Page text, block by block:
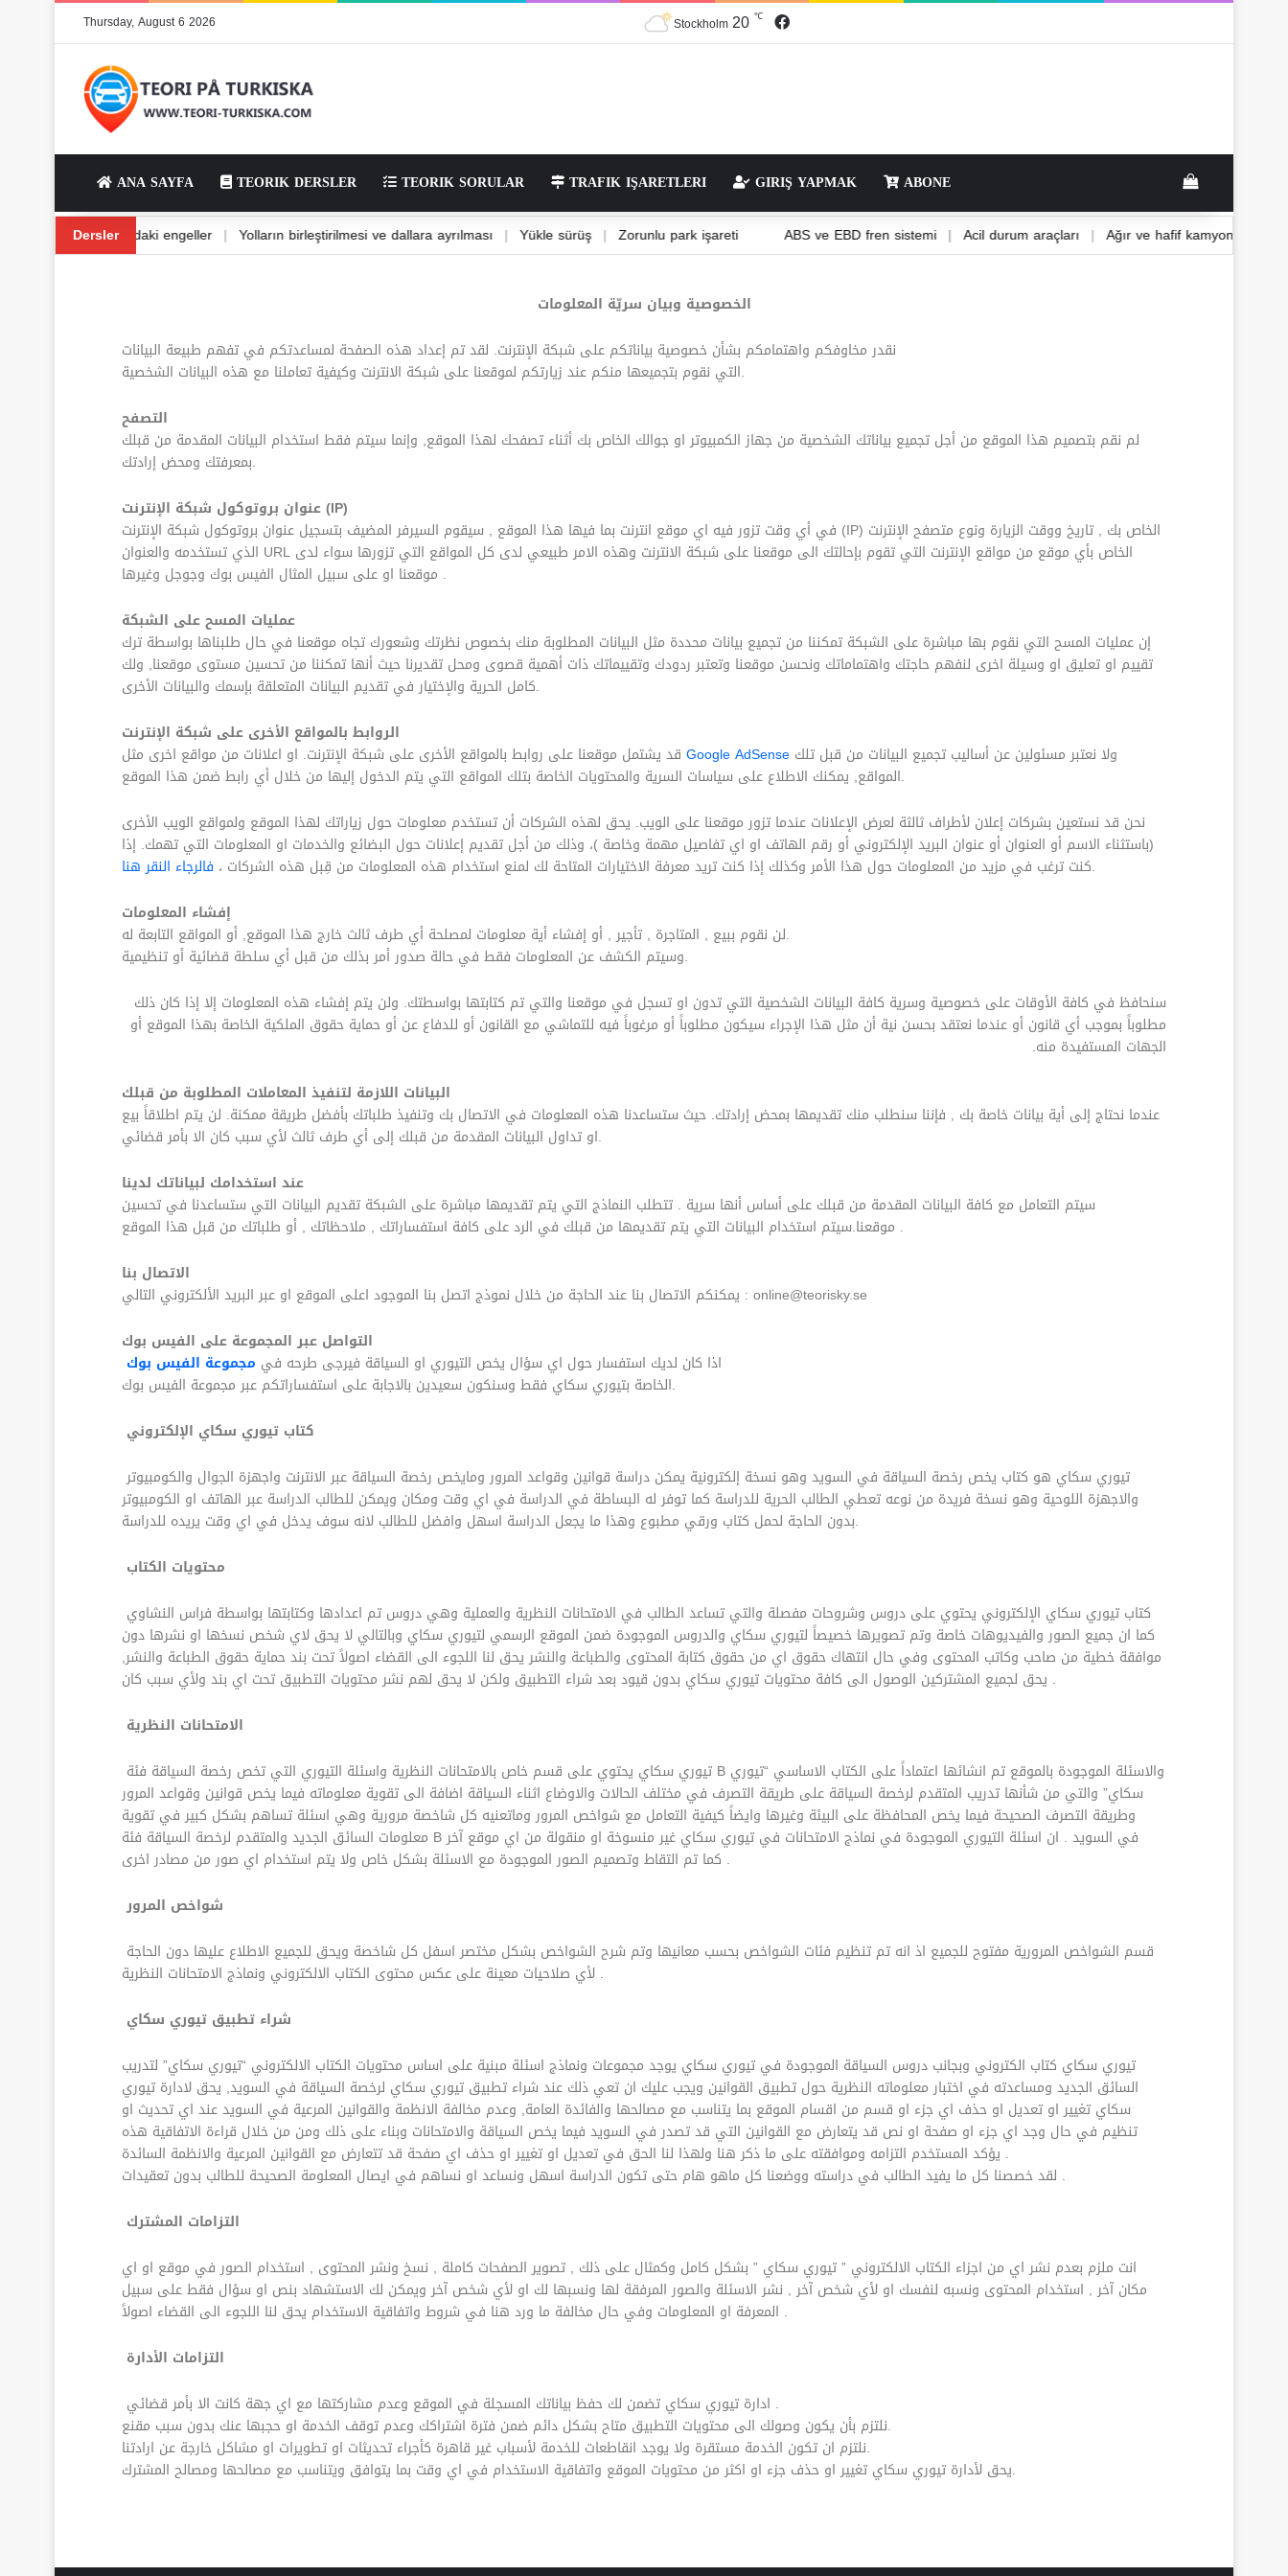
Thursday, August 6 2026 Stockholm 20 ℃
ANA SAYFA TEORIK DERSLER TEORIK SORULAR TRAFIK IŞARETLERI GIRIŞ YAPMAK ABONE
Dersler
Yolda dönüş ve dönüş | Yoldaki engeller | Yolların birleştirilmesi ve dallara ayrılması | Yükle sürüş | Zorunlu park işareti ABS ve EBD fren sistemi | Acil durum araçları | Ağır ve hafif
الخصوصية وبيان سريّة المعلومات
نقدر مخاوفكم واهتمامكم بشأن خصوصية بياناتكم على شبكة الإنترنت. لقد تم إعداد هذه الصفحة لمساعدتكم في تفهم طبيعة البيانات
التي نقوم بتجميعها منكم عند زيارتكم لموقعنا على شبكة الانترنت وكيفية تعاملنا مع هذه البيانات الشخصية.
التصفح
لم نقم بتصميم هذا الموقع من أجل تجميع بياناتك الشخصية من جهاز الكمبيوتر او جوالك الخاص بك أثناء تصفحك لهذا الموقع, وإنما سيتم فقط استخدام البيانات المقدمة من قبلك
بمعرفتك ومحض إرادتك.
عنوان بروتوكول شبكة الإنترنت (IP)
في أي وقت تزور فيه اي موقع انترنت بما فيها هذا الموقع , سيقوم السيرفر المضيف بتسجيل عنوان بروتوكول شبكة الإنترنت (IP) الخاص بك , تاريخ ووقت الزيارة ونوع متصفح الإنترنت
الذي تستخدمه والعنوان URL الخاص بأي موقع من مواقع الإنترنت التي تقوم بإحالتك الى موقعنا على شبكة الانترنت وهذه الامر طبيعي لدى كل المواقع التي تزورها سواء لدى
موقعنا او على سبيل المثال الفيس بوك وجوجل وغيرها .
عمليات المسح على الشبكة
إن عمليات المسح التي نقوم بها مباشرة على الشبكة تمكننا من تجميع بيانات محددة مثل البيانات المطلوبة منك بخصوص نظرتك وشعورك تجاه موقعنا في حال طلبناها بواسطة ترك
تقييم او تعليق او وسيلة اخرى لنفهم حاجتك واهتماماتك ونحسن موقعنا وتعتبر ردودك وتقييماتك ذات أهمية قصوى ومحل تقديرنا حيث أنها تمكننا من تحسين مستوى موقعنا, ولك
كامل الحرية والإختيار في تقديم البيانات المتعلقة بإسمك والبيانات الأخرى.
الروابط بالمواقع الأخرى على شبكة الإنترنت
Google AdSense
المواقع, يمكنك الاطلاع على سياسات السرية والمحتويات الخاصة بتلك المواقع التي يتم الدخول إليها من خلال أي رابط ضمن هذا الموقع.
نحن قد نستعين بشركات إعلان لأطراف ثالثة لعرض الإعلانات عندما تزور موقعنا على الويب. يحق لهذه الشركات أن تستخدم معلومات حول زياراتك لهذا الموقع ولمواقع الويب الأخرى
(باستثناء الاسم أو العنوان أو عنوان البريد الإلكتروني أو رقم الهاتف او اي تفاصيل مهمة وخاصة )، وذلك من أجل تقديم إعلانات حول البضائع والخدمات او المعلومات التي تهمك. إذا
كنت ترغب في مزيد من المعلومات حول هذا الأمر وكذلك إذا كنت تريد معرفة الاختيارات المتاحة لك لمنع استخدام هذه المعلومات من قِبل هذه الشركات ، فالرجاء النقر هنا
.
إفشاء المعلومات
لن نقوم ببيع , المتاجرة , تأجير , أو إفشاء أية معلومات لمصلحة أي طرف ثالث خارج هذا الموقع, أو المواقع التابعة له.
وسيتم الكشف عن المعلومات فقط في حالة صدور أمر بذلك من قبل أي سلطة قضائية أو تنظيمية.
سنحافظ في كافة الأوقات على خصوصية وسرية كافة البيانات الشخصية التي تدون او تسجل في موقعنا والتي تم كتابتها بواسطتك. ولن يتم إفشاء هذه المعلومات إلا إذا كان ذلك
مطلوباً بموجب أي قانون أو عندما نعتقد بحسن نية أن مثل هذا الإجراء سيكون مطلوباً أو مرغوباً فيه للتماشي مع القانون أو للدفاع عن أو حماية حقوق الملكية الخاصة بهذا الموقع أو
الجهات المستفيدة منه.
البيانات اللازمة لتنفيذ المعاملات المطلوبة من قبلك
عندما نحتاج إلى أية بيانات خاصة بك , فإننا سنطلب منك تقديمها بمحض إرادتك. حيث ستساعدنا هذه المعلومات في الاتصال بك وتنفيذ طلباتك بأفضل طريقة ممكنة. لن يتم اطلاقاً بيع
او تداول البيانات المقدمة من قبلك إلى أي طرف ثالث لأي سبب كان الا بأمر قضائي.
عند استخدامك لبياناتك لدينا
سيتم التعامل مع كافة البيانات المقدمة من قبلك على أساس أنها سرية . تتطلب النماذج التي يتم تقديمها مباشرة على الشبكة تقديم البيانات التي ستساعدنا في تحسين
موقعنا.سيتم استخدام البيانات التي يتم تقديمها من قبلك في الرد على كافة استفساراتك , ملاحظاتك , أو طلباتك من قبل هذا الموقع .
الاتصال بنا
يمكنكم الاتصال بنا عند الحاجة من خلال نموذج اتصل بنا الموجود اعلى الموقع او عبر البريد الألكتروني التالي : online@teorisky.se
التواصل عبر المجموعة على الفيس بوك
اذا كان لديك استفسار حول اي سؤال يخص التيوري او السياقة فيرجى طرحه في مجموعة الفيس بوك
الخاصة بتيوري سكاي فقط وسنكون سعيدين بالاجابة على استفساراتكم عبر مجموعة الفيس بوك.
كتاب تيوري سكاي الإلكتروني
تيوري سكاي هو كتاب يخص رخصة السياقة في السويد وهو نسخة إلكترونية يمكن دراسة قوانين وقواعد المرور ومايخص رخصة السياقة عبر الانترنت واجهزة الجوال والكومبيوتر
والاجهزة اللوحية وهو نسخة فريدة من نوعه تعطي الطالب الحرية للدراسة كما توفر له البساطة في الدراسة في اي وقت ومكان ويمكن للطالب الدراسة عبر الهاتف او الكومبيوتر
بدون الحاجة لحمل كتاب ورقي مطبوع وهذا ما يجعل الدراسة اسهل وافضل للطالب لانه سوف يدخل في اي وقت يريده للدراسة.
محتويات الكتاب
كتاب تيوري سكاي الإلكتروني يحتوي على دروس وشروحات مفصلة والتي تساعد الطالب في الامتحانات النظرية والعملية وهي دروس تم اعدادها وكتابتها بواسطة فراس النشاوي
كما ان جميع الصور والفيديوهات خاصة وتم تصويرها خصيصاً لتيوري سكاي والدروس الموجودة ضمن الموقع الرسمي لتيوري سكاي وبالتالي لا يحق لاي شخص نسخها او نشرها دون
موافقة خطية من صاحب وكاتب المحتوى وفي حال انتهاك حقوق اي من حقوق كتابة المحتوى والطباعة والنشر يحق لنا اللجوء الى القضاء اصولاً تحت بند حماية حقوق الطباعة والنشر,
يحق لجميع المشتركين الوصول الى كافة محتويات تيوري سكاي بدون قيود بعد شراء التطبيق ولكن لا يحق لهم نشر محتويات التطبيق تحت اي بند ولأي سبب كان .
الامتحانات النظرية
تيوري سكاي يحتوي على قسم خاص بالامتحانات النظرية واسئلة التيوري التي تخص رخصة السياقة فئة B والاسئلة الموجودة بالموقع تم انشائها اعتماداً على الكتاب الاساسي “تيوري
سكاي” والتي من شأنها تدريب المتقدم لرخصة السياقة على طريقة التصرف في مختلف الحالات والاوضاع اثناء السياقة اضافة الى تقوية معلوماته فيما يخص قوانين وقواعد المرور
وطريقة التصرف الصحيحة فيما يخص المحافظة على البيئة وغيرها وايضاً كيفية التعامل مع شواخص المرور وماتعنيه كل شاخصة مرورية وهي اسئلة تساهم بشكل كبير في تقوية
معلومات السائق الجديد والمتقدم لرخصة السياقة فئة B في السويد . ان اسئلة التيوري الموجودة في نماذج الامتحانات في تيوري سكاي غير منسوخة او منقولة من اي موقع آخر
كما تم التقاط وتصميم الصور الموجودة مع الاسئلة بشكل خاص ولا يتم استخدام اي صور من مصادر اخرى .
شواخص المرور
قسم الشواخص المرورية مفتوح للجميع اذ انه تم تنظيم فئات الشواخص بحسب معانيها وتم شرح الشواخص بشكل مختصر اسفل كل شاخصة ويحق للجميع الاطلاع عليها دون الحاجة
لأي صلاحيات معينة على عكس محتوى الكتاب الالكتروني ونماذج الامتحانات النظرية .
شراء تطبيق تيوري سكاي
تيوري سكاي كتاب الكتروني وبجانب دروس السياقة الموجودة في تيوري سكاي يوجد مجموعات ونماذج اسئلة مبنية على اساس محتويات الكتاب الالكتروني “تيوري سكاي” لتدريب
السائق الجديد ومساعدته في اختبار معلوماته النظرية حول تطبيق القوانين ويجب عليك ان تعي ذلك عند شراء تطبيق تيوري سكاي لرخصة السياقة في السويد, يحق لادارة تيوري
سكاي تغيير او تعديل او حذف اي جزء او قسم من اقسام الموقع بما يتناسب مع مصالحها والفائدة العامة, وعدم مخالفة الانظمة والقوانين المرعية في السويد عند اي تحديث او
تنظيم في حال وجد اي جزء او صفحة او نص قد يتعارض مع القوانين التي قد تصدر في السويد فيما يخص السياقة والامتحانات وبناء على ذلك ومن من خلال قراءة الاتفاقية هذه
يؤكد المستخدم التزامه وموافقته على ما ذكر هنا ولهذا لنا الحق في تعديل او تغيير او حذف اي صفحة قد تتعارض مع القوانين المرعية والانظمة السائدة .
لقد خصصنا كل ما يفيد الطالب في دراسته ووضعنا كل ماهو هام حتى تكون الدراسة اسهل ونساعد او نساهم في ايصال المعلومة الصحيحة للطالب بدون تعقيدات .
التزامات المشترك
انت ملزم بعدم نشر اي من اجزاء الكتاب الالكتروني ” تيوري سكاي ” بشكل كامل وكمثال على ذلك , تصوير الصفحات كاملة , نسخ ونشر المحتوى , استخدام الصور في موقع او اي
مكان آخر , استخدام المحتوى ونسبه لنفسك او لأي شخص آخر , نشر الاسئلة والصور المرفقة لها ونسبها لك او لأي شخص آخر ويمكن لك الاستشهاد بنص او سؤال فقط على سبيل
المعرفة او المعلومات وفي حال مخالفة ما ورد هنا في شروط واتفاقية الاستخدام يحق لنا اللجوء الى القضاء اصولاً .
التزامات الأدارة
ادارة تيوري سكاي تضمن لك حفظ بياناتك المسجلة في الموقع وعدم مشاركتها مع اي جهة كانت الا بأمر قضائي .
نلتزم بأن يكون وصولك الى محتويات التطبيق متاح بشكل دائم ضمن فترة اشتراكك وعدم توقف الخدمة او حجبها عنك بدون سبب مقنع.
نلتزم ان تكون الخدمة مستقرة ولا يوجد انقاطعات للخدمة لأسباب غير قاهرة كأجراء تحديثات او تطويرات او مشاكل خارجة عن ارادتنا.
يحق لأدارة تيوري سكاي تغيير او حذف جزء او اكثر من محتويات الموقع واتفاقية الاستخدام في اي وقت بما يتوافق ويتناسب مع مصالحها ومصالح المشترك.